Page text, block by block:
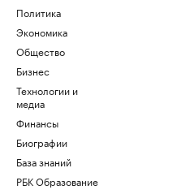
Политика
Экономика
Общество
Бизнес
Технологии и
медиа
Финансы
Биографии
База знаний
РБК Образование